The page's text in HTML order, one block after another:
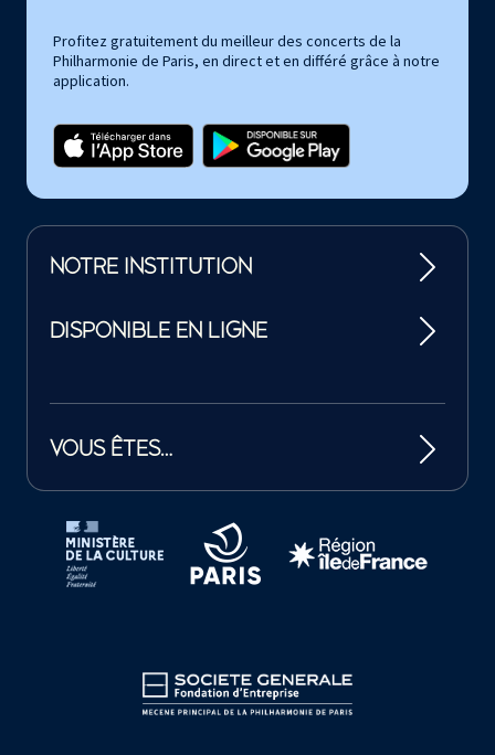
Profitez gratuitement du meilleur des concerts de la
Philharmonie de Paris, en direct et en différé grâce à notre
application.
NOTRE INSTITUTION
DISPONIBLE EN LIGNE
VOUS ÊTES…
Tutelles et mécènes de la Philharmonie de Paris